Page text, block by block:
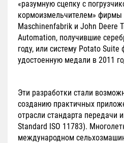
«разумную сцепку с
кормоизмельчителем»
Maschinenfabrik и John Deere
Automation, получившие
году, или систему Potato
удостоенную медали в 2011
Эти разработки стали
созданию практичных
отрасли стандарта передачи
Standard ISO 11783).
международном